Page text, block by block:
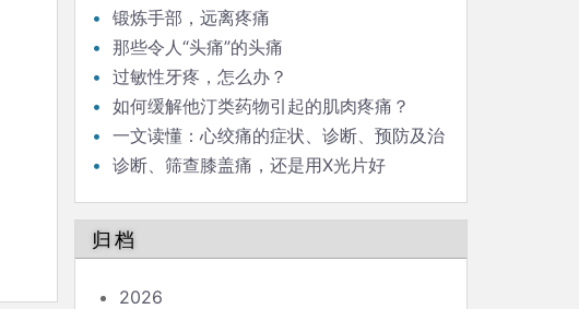
锻炼手部，远离疼痛
那些令人“头痛”的头痛
过敏性牙疼，怎么办？
如何缓解他汀类药物引起的肌肉疼痛？
一文读懂：心绞痛的症状、诊断、预防及治
疗 诊断、筛查膝盖痛，还是用X光片好
归档
2026